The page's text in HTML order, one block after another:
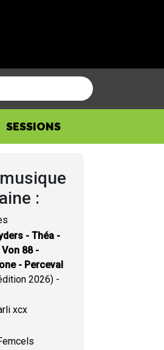
SESSIONS
:
- Théa -
88 -
- Perceval
2026) -
xcx